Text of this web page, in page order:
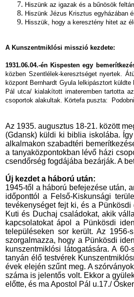
Hiszünk az igazak és a bűnösök
Hiszünk Jézus Krisztus egyházában
Hisszük, hogy a keresztény hitet az
A Kunszentmiklósi misszió kezdete:
1931.06.04.-én Kispesten egy
közben Szentlélek-keresztséget nyertek.
központ Bernhardt Gyula lelkipásztort
Pál utca/ kialakított imateremben tartotta
csoportok alakultak. Körtefa puszta:
Az 1935. augusztus 18-21. között
(Gdansk) küldi ki biblia iskolába.
alkalmakon szabadtéri
a tanyaközpontokban lévő házi
csendőrség fogdájába bezárják. A
Új kezdet a háború után:
1945-től a háború befejezése után,
időponttól a Felső-Kiskunsági
tevékenységet fejt ki, és a
Kuti és Duchaj családokat, akik
kapcsolatokat ápol a Pünkösdi
településeken sor került. Az
szorgalmazza, hogy a Pünkösdi
kunszentmiklósi látogatására. A
tanyán élő testvérek
évek elején szűnt meg. A
száma is jelentős volt. Ekkor a
előtte, és ma Apostol Pál u.17./